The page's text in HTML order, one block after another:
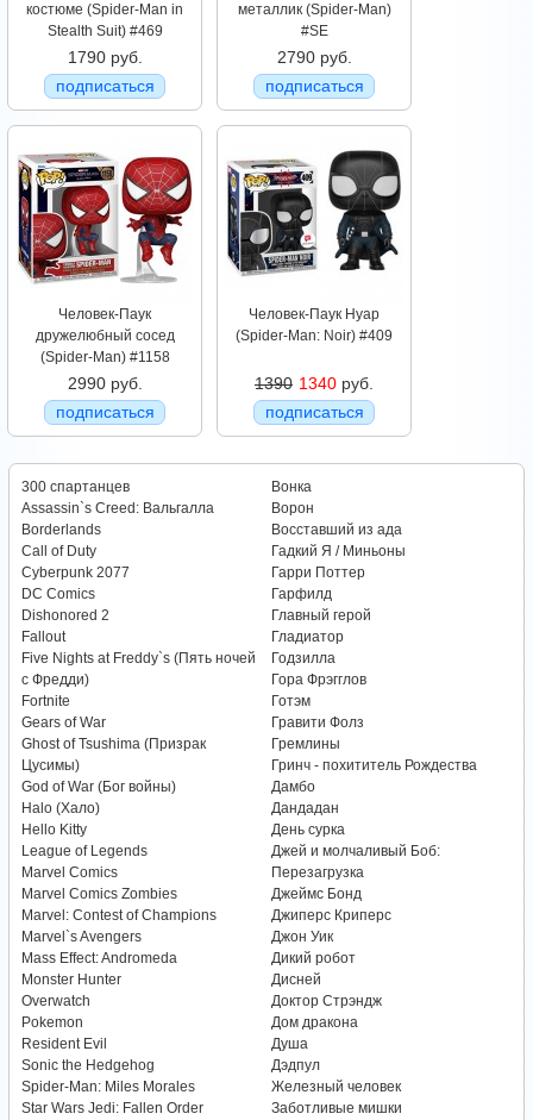
костюме (Spider-Man in
Stealth Suit) #469
1790 руб.
подписаться
металлик (Spider-Man)
#SE
2790 руб.
подписаться
Человек-Паук
дружелюбный сосед
(Spider-Man) #1158
2990 руб.
подписаться
Человек-Паук Нуар
(Spider-Man: Noir) #409
1390 1340 руб.
подписаться
300 спартанцев
Assassin`s Creed: Вальгалла
Borderlands
Call of Duty
Cyberpunk 2077
DC Comics
Dishonored 2
Fallout
Five Nights at Freddy`s (Пять ночей
с Фредди)
Fortnite
Gears of War
Ghost of Tsushima (Призрак
Цусимы)
God of War (Бог войны)
Halo (Хало)
Hello Kitty
League of Legends
Marvel Comics
Marvel Comics Zombies
Marvel: Contest of Champions
Marvel`s Avengers
Mass Effect: Andromeda
Monster Hunter
Overwatch
Pokemon
Resident Evil
Sonic the Hedgehog
Spider-Man: Miles Morales
Star Wars Jedi: Fallen Order
Вонка
Ворон
Восставший из ада
Гадкий Я / Миньоны
Гарри Поттер
Гарфилд
Главный герой
Гладиатор
Годзилла
Гора Фрэгглов
Готэм
Гравити Фолз
Гремлины
Гринч - похититель Рождества
Дамбо
Дандадан
День сурка
Джей и молчаливый Боб:
Перезагрузка
Джеймс Бонд
Джиперс Криперс
Джон Уик
Дикий робот
Дисней
Доктор Стрэндж
Дом дракона
Душа
Дэдпул
Железный человек
Заботливые мишки